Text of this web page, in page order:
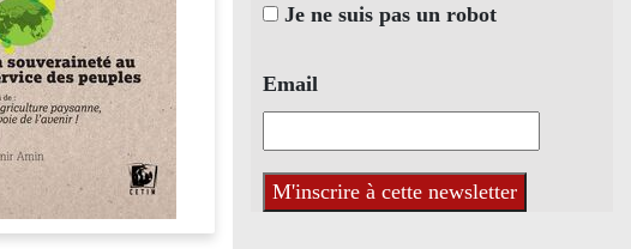
Je ne suis pas un robot
Email